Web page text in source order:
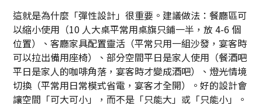
這就是為什麼「彈性設計」很重要。建議做法：餐廳區可
以縮小使用（10 人大桌平常用桌旗只鋪一半，放 4-6 個
位置）、客廳家具配置靈活（平常只用一組沙發，宴客時
可以拉出備用座椅）、部分空間平日是家人使用（餐酒吧
平日是家人的咖啡角落，宴客時才變成酒吧）、燈光情境
切換（平常用日常模式省電，宴客才全開）。好的設計會
讓空間「可大可小」，而不是「只能大」或「只能小」。